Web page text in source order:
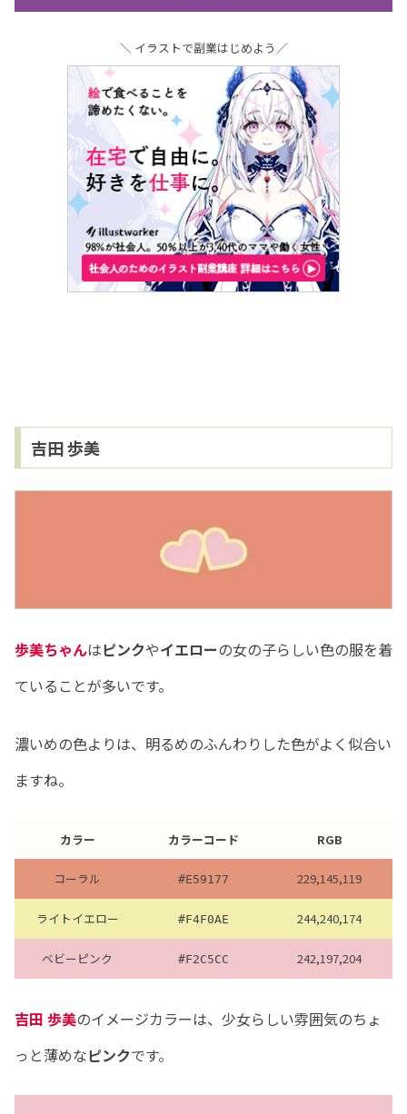
＼ イラストで副業はじめよう／
吉田 歩美
歩美ちゃんはピンクやイエローの女の子らしい色の服を着
ていることが多いです。
濃いめの色よりは、明るめのふんわりした色がよく似合い
ますね。
カラー カラーコード RGB
コーラル #E59177 229,145,119
ライトイエロー #F4F0AE 244,240,174
ベビーピンク #F2C5CC 242,197,204
吉田 歩美のイメージカラーは、少女らしい雰囲気のちょ
っと薄めなピンクです。